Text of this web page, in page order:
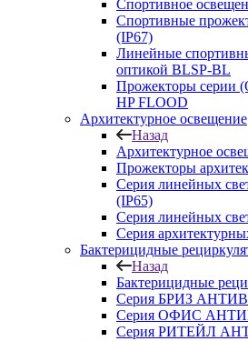
Спортивное
Спортивные
(IP67)
Линейные
оптикой BLSP-BL
Прожекторы серии
HP FLOOD
Архитектурное освещение
Назад
Архитектурное
Прожекторы
Серия линейных
(IP65)
Серия линейных
Серия
Бактерицидные
Назад
Бактерицидные
Серия БРИЗ
Серия ОФИС
Серия РИТЕЙЛ